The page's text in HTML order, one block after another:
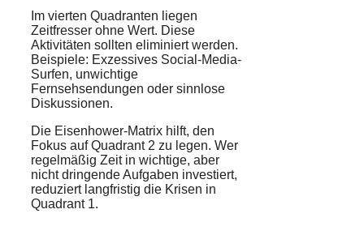
Im vierten Quadranten liegen
Zeitfresser ohne Wert. Diese
Aktivitäten sollten eliminiert werden.
Beispiele: Exzessives Social-Media-
Surfen, unwichtige
Fernsehsendungen oder sinnlose
Diskussionen.
Die Eisenhower-Matrix hilft, den
Fokus auf Quadrant 2 zu legen. Wer
regelmäßig Zeit in wichtige, aber
nicht dringende Aufgaben investiert,
reduziert langfristig die Krisen in
Quadrant 1.